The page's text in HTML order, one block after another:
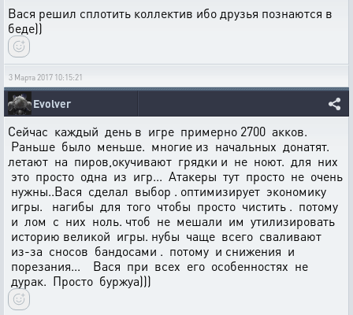
Вася решил сплотить коллектив ибо друзья познаются в
беде))
3 Марта 2017 10:15:21
Evolver
Сейчас каждый день в игре примерно 2700 акков.
Раньше было меньше. многие из начальных донатят.
летают на пиров,окучивают грядки и не ноют. для них
это просто одна из игр... Атакеры тут просто не очень
нужны..Вася сделал выбор . оптимизирует экономику
игры. нагибы для того чтобы просто чистить . потому
и лом с них ноль. чтоб не мешали им утилизировать
историю великой игры. нубы чаще всего сваливают
из-за сносов бандосами . потому и снижения и
порезания... Вася при всех его особенностях не
дурак. Просто буржуа)))